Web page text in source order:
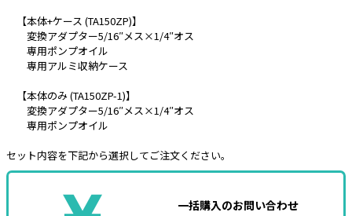
【本体+ケース (TA150ZP)】
変換アダプター5/16″メス×1/4″オス
専用ポンプオイル
専用アルミ収納ケース
【本体のみ (TA150ZP-1)】
変換アダプター5/16″メス×1/4″オス
専用ポンプオイル
セット内容を下記から選択してご注文ください。
一括購入のお問い合わせ